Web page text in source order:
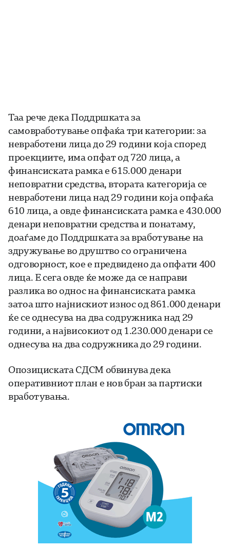
Таа рече дека Поддршката за
самовработување опфаќа три категории: за
невработени лица до 29 години која според
проекциите, има опфат од 720 лица, а
финансиската рамка е 615.000 денари
неповратни средства, втората категорија се
невработени лица над 29 години која опфаќа
610 лица, а овде финансиската рамка е 430.000
денари неповратни средства и понатаму,
доаѓаме до Поддршката за вработување на
здружување во друштво со ограничена
одговорност, кое е предвидено да опфати 400
лица. Е сега овде ќе може да се направи
разлика во однос на финансиската рамка
затоа што најнискиот износ од 861.000 денари
ќе се однесува на два содружника над 29
години, а највисокиот од 1.230.000 денари се
однесува на два содружника до 29 години.
Опозициската СДСМ обвинува дека
оперативниот план е нов бран за партиски
вработувања.